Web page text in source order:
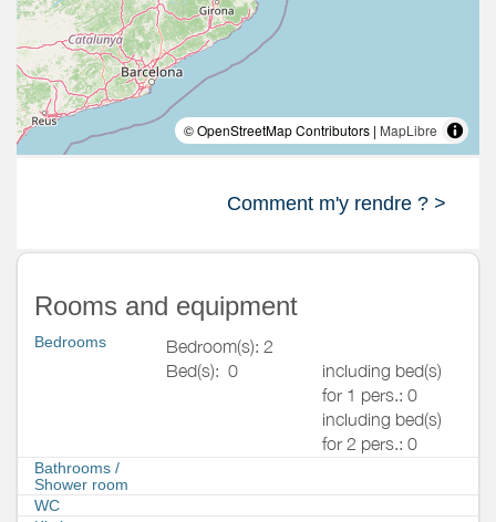
© OpenStreetMap Contributors | MapLibre
Comment m'y rendre ? >
Rooms and equipment
Bedrooms
Bedroom(s): 2
Bed(s): 0
including bed(s)
for 1 pers.: 0
including bed(s)
for 2 pers.: 0
Bathrooms /
Shower room
WC